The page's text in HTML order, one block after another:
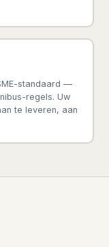
standaard —
regels. Uw
te leveren, aan